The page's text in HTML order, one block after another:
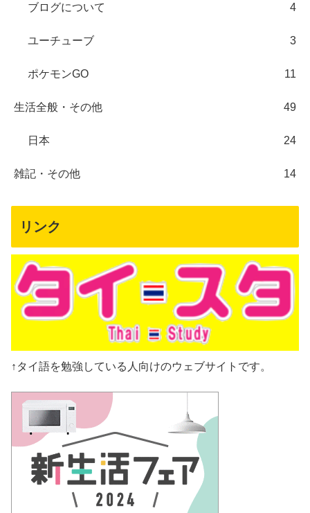
ブログについて 4
ユーチューブ 3
ポケモンGO 11
生活全般・その他 49
日本 24
雑記・その他 14
リンク
↑タイ語を勉強している人向けのウェブサイトです。